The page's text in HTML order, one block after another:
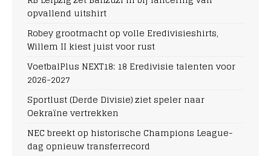
opvallend uitshirt
Robey grootmacht op volle Eredivisieshirts,
Willem II kiest juist voor rust
VoetbalPlus NEXT18: 18 Eredivisie talenten voor
2026-2027
Sportlust (Derde Divisie) ziet speler naar
Oekraïne vertrekken
NEC breekt op historische Champions League-
dag opnieuw transferrecord